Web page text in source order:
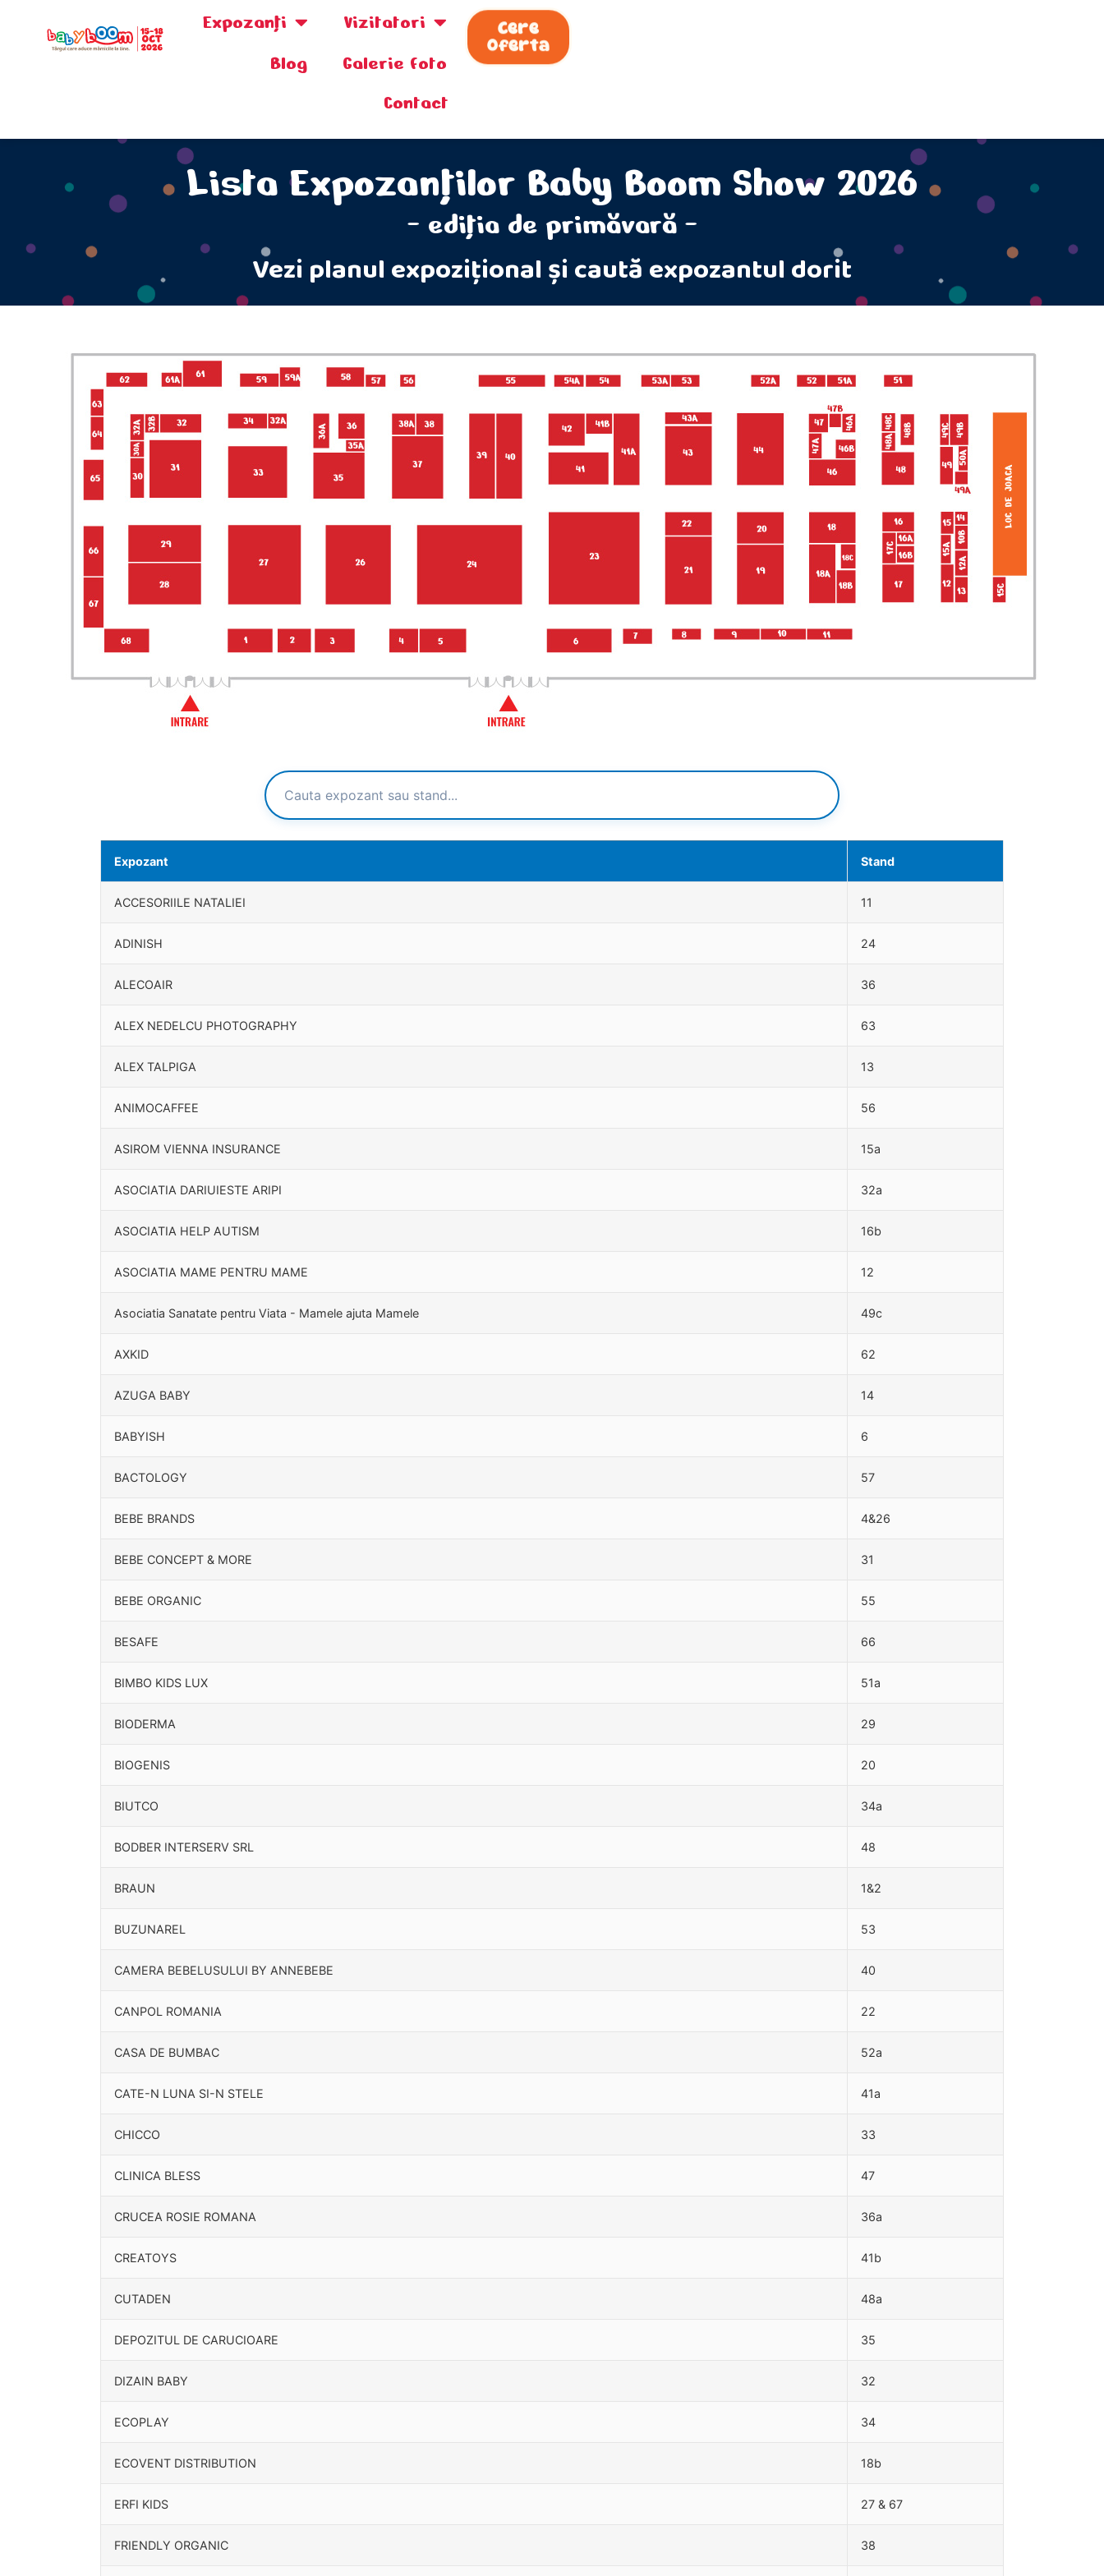
Expozanţi
Vizitatori
Blog
Galerie foto
Contact
Cere
Oferta
Lista Expozanților Baby Boom Show 2026
- ediţia de primăvară -
Vezi planul expozițional și caută expozantul dorit
Expozant Stand
ACCESORIILE NATALIEI 11
ADINISH 24
ALECOAIR 36
ALEX NEDELCU PHOTOGRAPHY 63
ALEX TALPIGA 13
ANIMOCAFFEE 56
ASIROM VIENNA INSURANCE 15a
ASOCIATIA DARIUIESTE ARIPI 32a
ASOCIATIA HELP AUTISM 16b
ASOCIATIA MAME PENTRU MAME 12
Asociatia Sanatate pentru Viata - Mamele ajuta Mamele 49c
AXKID 62
AZUGA BABY 14
BABYISH 6
BACTOLOGY 57
BEBE BRANDS 4&26
BEBE CONCEPT & MORE 31
BEBE ORGANIC 55
BESAFE 66
BIMBO KIDS LUX 51a
BIODERMA 29
BIOGENIS 20
BIUTCO 34a
BODBER INTERSERV SRL 48
BRAUN 1&2
BUZUNAREL 53
CAMERA BEBELUSULUI BY ANNEBEBE 40
CANPOL ROMANIA 22
CASA DE BUMBAC 52a
CATE-N LUNA SI-N STELE 41a
CHICCO 33
CLINICA BLESS 47
CRUCEA ROSIE ROMANA 36a
CREATOYS 41b
CUTADEN 48a
DEPOZITUL DE CARUCIOARE 35
DIZAIN BABY 32
ECOPLAY 34
ECOVENT DISTRIBUTION 18b
ERFI KIDS 27 & 67
FRIENDLY ORGANIC 38